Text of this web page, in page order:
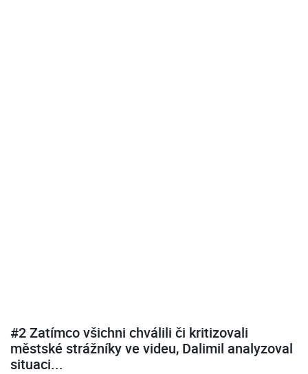
#2 Zatímco všichni chválili či kritizovali
městské strážníky ve videu, Dalimil analyzoval
situaci...